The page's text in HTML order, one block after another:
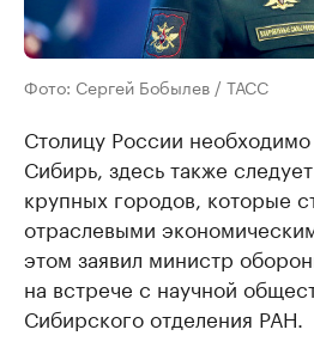
Фото: Сергей Бобылев / ТАСС
Столицу России
Сибирь, здесь также
крупных городов, которые
отраслевыми
этом заявил министр
на встрече с научной
Сибирского отделения РАН.